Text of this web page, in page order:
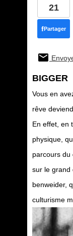
21
fPartager
BIGGER
Vous en
rêve
En effet, en
physique,
parcours du
sur le grand
benweider,
culturisme